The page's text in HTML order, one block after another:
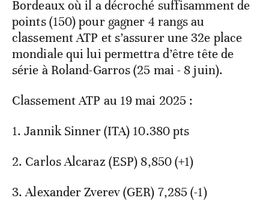
Bordeaux où il a décroché suffisamment de
points (150) pour gagner 4 rangs au
classement ATP et s’assurer une 32e place
mondiale qui lui permettra d’être tête de
série à Roland-Garros (25 mai - 8 juin).
Classement ATP au 19 mai 2025 :
1. Jannik Sinner (ITA) 10.380 pts
2. Carlos Alcaraz (ESP) 8,850 (+1)
3. Alexander Zverev (GER) 7,285 (-1)